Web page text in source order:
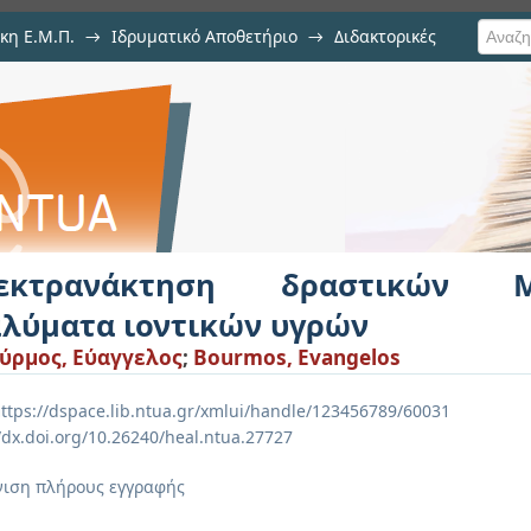
Ε.Μ.Π. → Ιδρυματικό Αποθετήριο → Διδακτορικές
Μμετάλλων από
δραστικών
ιοντικών υγρών
Εύαγγελος; Bourmos, Evangelos
dspace.lib.ntua.gr/xmlui/handle/123456789/60031
10.26240/heal.ntua.27727
πλήρους εγγραφής